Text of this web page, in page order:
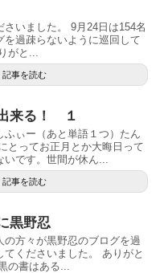
さいました。 9月24日は154名
を過疎らないように巡回して
がと...
記事を読む
来る！ １
ふぃー（あと単語１つ）たん
とってお正月とか大晦日って
です。世間が休ん...
記事を読む
黒野忍
の方々が黒野忍のブログを過
てくださいました。 ありがと
の書はある...